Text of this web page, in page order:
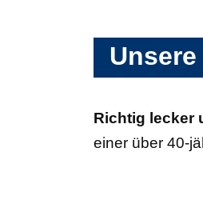
Richtig lecker
einer über 40-